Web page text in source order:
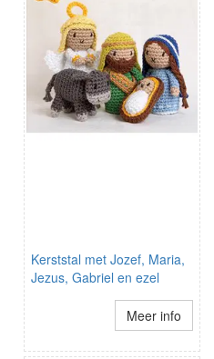
Kerststal met Jozef, Maria,
Jezus, Gabriel en ezel
Meer info